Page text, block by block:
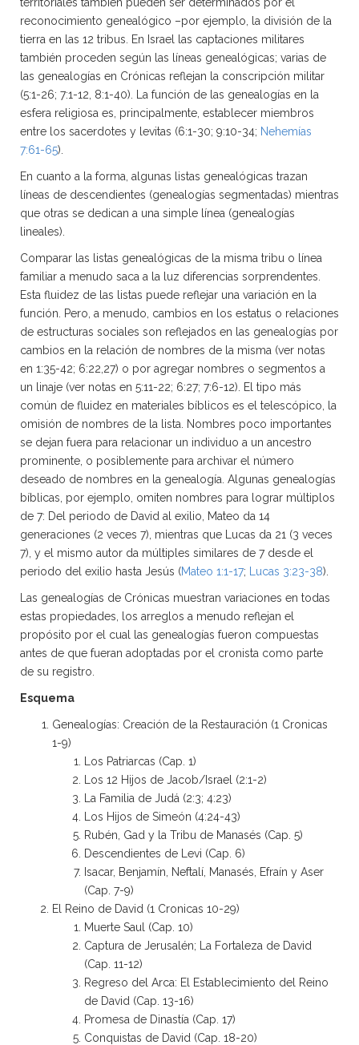
reconocimiento genealógico –por ejemplo, la división de la
tierra en las 12 tribus. En Israel las captaciones militares
también proceden según las líneas genealógicas; varias de
las genealogías en Crónicas reflejan la conscripción militar
(5:1-26; 7:1-12, 8:1-40). La función de las genealogías en la
esfera religiosa es, principalmente, establecer miembros
entre los sacerdotes y levitas (6:1-30; 9:10-34; Nehemías
7:61-65).
En cuanto a la forma, algunas listas genealógicas trazan
líneas de descendientes (genealogías segmentadas) mientras
que otras se dedican a una simple línea (genealogías
lineales).
Comparar las listas genealógicas de la misma tribu o línea
familiar a menudo saca a la luz diferencias sorprendentes.
Esta fluidez de las listas puede reflejar una variación en la
función. Pero, a menudo, cambios en los estatus o relaciones
de estructuras sociales son reflejados en las genealogías por
cambios en la relación de nombres de la misma (ver notas
en 1:35-42; 6:22,27) o por agregar nombres o segmentos a
un linaje (ver notas en 5:11-22; 6:27; 7:6-12). El tipo más
común de fluidez en materiales bíblicos es el telescópico, la
omisión de nombres de la lista. Nombres poco importantes
se dejan fuera para relacionar un individuo a un ancestro
prominente, o posiblemente para archivar el número
deseado de nombres en la genealogía. Algunas genealogías
bíblicas, por ejemplo, omiten nombres para lograr múltiplos
de 7: Del periodo de David al exilio, Mateo da 14
generaciones (2 veces 7), mientras que Lucas da 21 (3 veces
7), y el mismo autor da múltiples similares de 7 desde el
periodo del exilio hasta Jesús (Mateo 1:1-17; Lucas 3:23-38).
Las genealogías de Crónicas muestran variaciones en todas
estas propiedades, los arreglos a menudo reflejan el
propósito por el cual las genealogías fueron compuestas
antes de que fueran adoptadas por el cronista como parte
de su registro.
Esquema
Genealogías: Creación de la Restauración (1 Cronicas
1-9)
Los Patriarcas (Cap. 1)
Los 12 Hijos de Jacob/Israel (2:1-2)
La Familia de Judá (2:3; 4:23)
Los Hijos de Simeón (4:24-43)
Rubén, Gad y la Tribu de Manasés (Cap. 5)
Descendientes de Levi (Cap. 6)
Isacar, Benjamín, Neftalí, Manasés, Efraín y Aser
(Cap. 7-9)
El Reino de David (1 Cronicas 10-29)
Muerte Saul (Cap. 10)
Captura de Jerusalén; La Fortaleza de David
(Cap. 11-12)
Regreso del Arca: El Establecimiento del Reino
de David (Cap. 13-16)
Promesa de Dinastía (Cap. 17)
Conquistas de David (Cap. 18-20)